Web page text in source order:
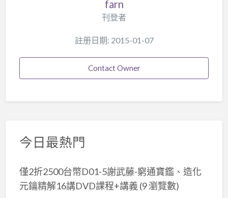
farn
刊登者
註册日期: 2015-01-07
Contact Owner
今日最熱門
僅2折2500台幣D01-5謝武藤-窮通寶鑑、造化
元鑰精解16講DVD課程+講義 (9 瀏覽數)